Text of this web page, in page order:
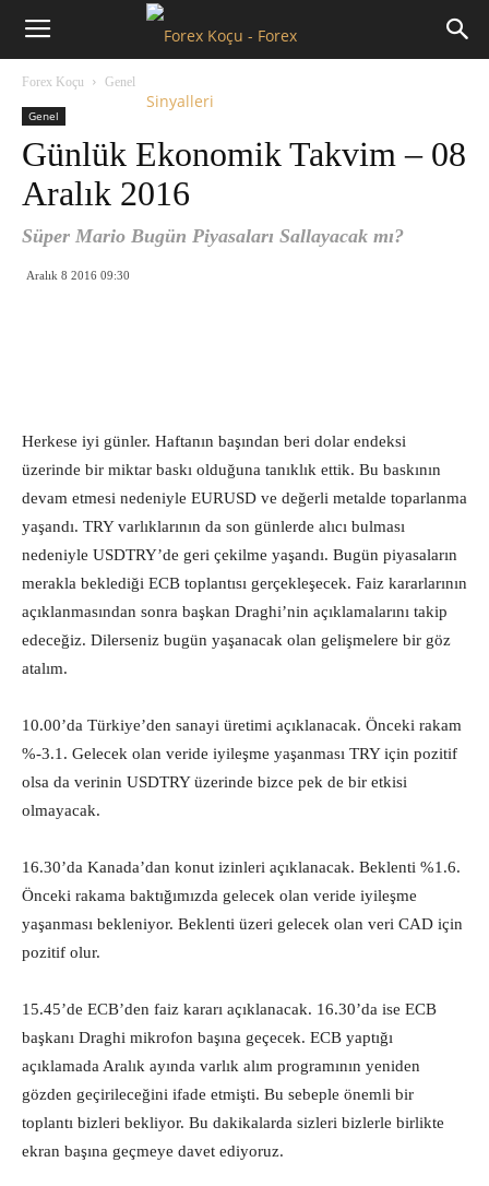
Forex
Forex Koçu Genel
Genel
Günlük Ekonomik Takvim – 08
Aralık 2016
Süper Mario Bugün Piyasaları Sallayacak mı?
Aralık 8 2016 09:30
Herkese iyi günler. Haftanın başından beri dolar endeksi
üzerinde bir miktar baskı olduğuna tanıklık ettik. Bu baskının
devam etmesi nedeniyle EURUSD ve değerli metalde toparlanma
yaşandı. TRY varlıklarının da son günlerde alıcı bulması
nedeniyle USDTRY’de geri çekilme yaşandı. Bugün piyasaların
merakla beklediği ECB toplantısı gerçekleşecek. Faiz kararlarının
açıklanmasından sonra başkan Draghi’nin açıklamalarını takip
edeceğiz. Dilerseniz bugün yaşanacak olan gelişmelere bir göz
atalım.
10.00’da Türkiye’den sanayi üretimi açıklanacak. Önceki rakam
%-3.1. Gelecek olan veride iyileşme yaşanması TRY için pozitif
olsa da verinin USDTRY üzerinde bizce pek de bir etkisi
olmayacak.
16.30’da Kanada’dan konut izinleri açıklanacak. Beklenti %1.6.
Önceki rakama baktığımızda gelecek olan veride iyileşme
yaşanması bekleniyor. Beklenti üzeri gelecek olan veri CAD için
pozitif olur.
15.45’de ECB’den faiz kararı açıklanacak. 16.30’da ise ECB
başkanı Draghi mikrofon başına geçecek. ECB yaptığı
açıklamada Aralık ayında varlık alım programının yeniden
gözden geçirileceğini ifade etmişti. Bu sebeple önemli bir
toplantı bizleri bekliyor. Bu dakikalarda sizleri bizlerle birlikte
ekran başına geçmeye davet ediyoruz.